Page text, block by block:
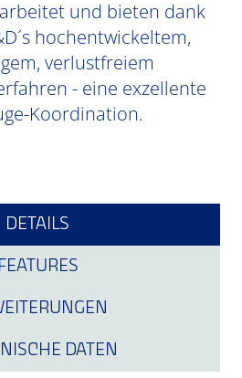
und bieten dank
hochentwickeltem,
verlustfreiem
- eine exzellente
Koordination.
DETAILS
FEATURES
DATEN